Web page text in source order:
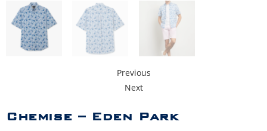
Previous
Next
Chemise – Eden Park